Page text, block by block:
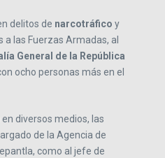
delitos de narcotráfico y
las Fuerzas Armadas, al
General de la República
ocho personas más en el
diversos medios, las
de la Agencia de
como al jefe de